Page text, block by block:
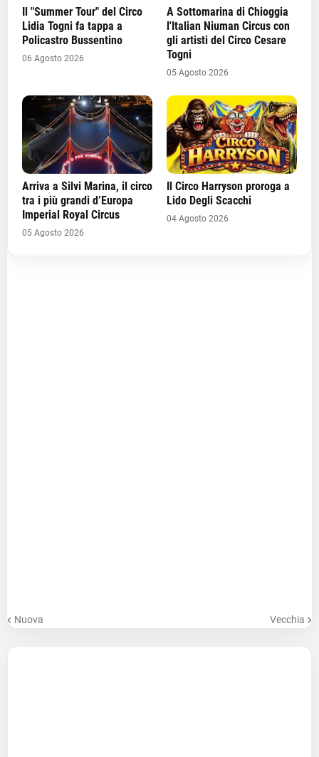
Il "Summer Tour" del Circo
Lidia Togni fa tappa a
Policastro Bussentino
06 Agosto 2026
A Sottomarina di Chioggia
l'Italian Niuman Circus con
gli artisti del Circo Cesare
Togni
05 Agosto 2026
Arriva a Silvi Marina, il circo
tra i più grandi d’Europa
Imperial Royal Circus
05 Agosto 2026
Il Circo Harryson proroga a
Lido Degli Scacchi
04 Agosto 2026
Nuova Vecchia